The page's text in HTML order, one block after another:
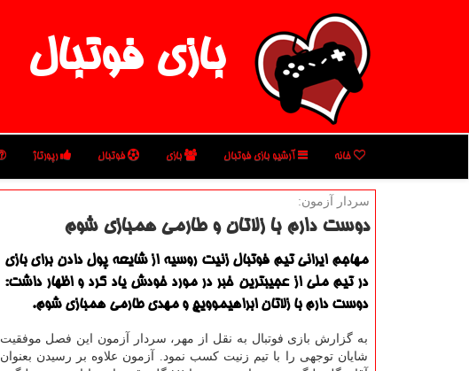
بازی فوتبال
خانه آرشیو بازی فوتبال بازی فوتبال رپورتاژ
سردار آزمون:
دوست دارم با زلاتان و طارمی همبازی شوم
مهاجم ایرانی تیم فوتبال زنیت روسیه از شایعه پول دادن برای بازی
در تیم ملی از عجیبترین خبر در مورد خودش یاد كرد و اظهار داشت:
دوست دارم با زلاتان ابراهیموویچ و مهدی طارمی همبازی شوم.
به گزارش بازی فوتبال به نقل از مهر، سردار آزمون این فصل موفقیت
شایان توجهی را با تیم زنیت کسب نمود. آزمون علاوه بر رسیدن بعنوان